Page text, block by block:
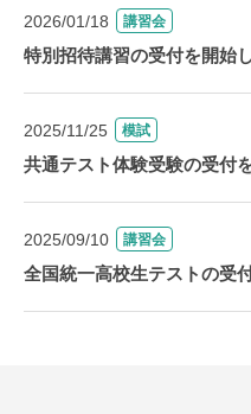
2026/01/18 講習会
特別招待講習の受付を開始
2025/11/25 模試
共通テスト体験受験の受付
2025/09/10 講習会
全国統一高校生テストの受